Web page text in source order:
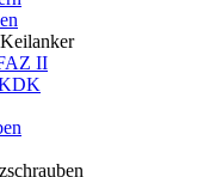
II